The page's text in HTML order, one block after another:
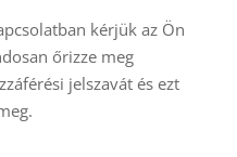
kérjük az Ön
őrizze meg
jelszavát és ezt